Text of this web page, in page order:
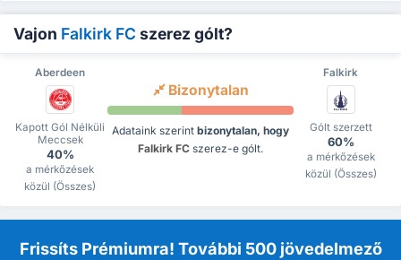
Vajon Falkirk FC szerez gólt?
Aberdeen Falkirk
Kapott Gól Nélküli
Meccsek
40%
a mérkőzések
közül (Összes)
Bizonytalan
Adataink szerint bizonytalan, hogy
Falkirk FC szerez-e gólt.
Gólt szerzett
60%
a mérkőzések
közül (Összes)
Frissíts Prémiumra! További 500 jövedelmező